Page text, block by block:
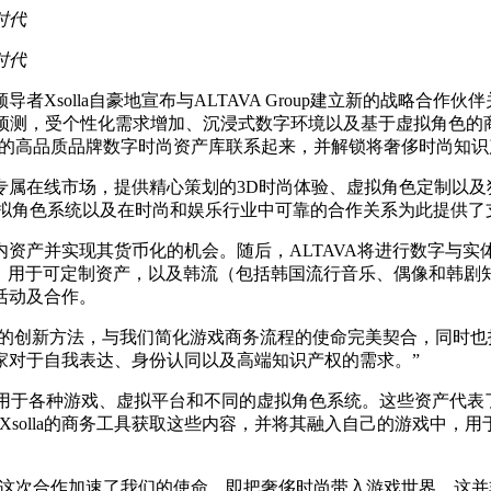
代
代
者Xsolla自豪地宣布与ALTAVA Group建立新的战略合作伙
预测，受个性化需求增加、沉浸式数字环境以及基于虚拟角色
高品质品牌数字时尚资产库联系起来，并解锁将奢侈时尚知
在线市场，提供精心策划的3D时尚体验、虚拟角色定制以
色系统以及在时尚和娱乐行业中可靠的合作关系为此提供了
产并实现其货币化的机会。随后，ALTAVA将进行数字与
于可定制资产，以及韩流（包括韩国流行音乐、偶像和韩
及合作。
创新方法，与我们简化游戏商务流程的使命完美契合，同时
于自我表达、身份认同以及高端知识产权的需求。”
各种游戏、虚拟平台和不同的虚拟角色系统。这些资产代
的商务工具获取这些内容，并将其融入自己的游戏中，
次合作加速了我们的使命，即把奢侈时尚带入游戏世界，这